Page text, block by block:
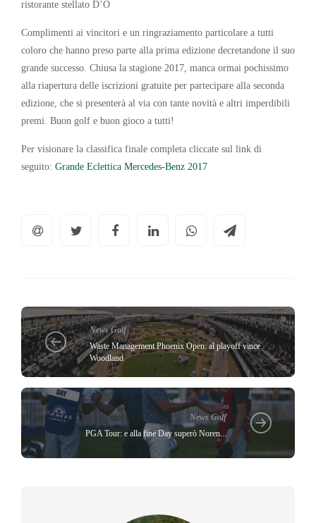
ristorante stellato D’O
Complimenti ai vincitori e un ringraziamento particolare a tutti
coloro che hanno preso parte alla prima edizione decretandone il suo
grande successo. Chiusa la stagione 2017, manca ormai pochissimo
alla riapertura delle iscrizioni gratuite per partecipare alla seconda
edizione, che si presenterà al via con tante novità e altri imperdibili
premi. Buon golf e buon gioco a tutti!
Per visionare la classifica finale completa cliccate sul link di
seguito: Grande Eclettica Mercedes-Benz 2017
News Golf
Waste Management Phoenix Open: al playoff vince
Woodland
News Golf
PGA Tour: e alla fine Day superò Noren...